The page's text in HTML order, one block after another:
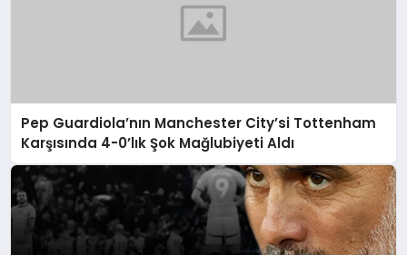
Pep Guardiola’nın Manchester City’si Tottenham
Karşısında 4-0’lık Şok Mağlubiyeti Aldı